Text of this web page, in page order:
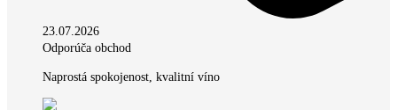
23.07.2026
Odporúča obchod
Naprostá spokojenost, kvalitní víno